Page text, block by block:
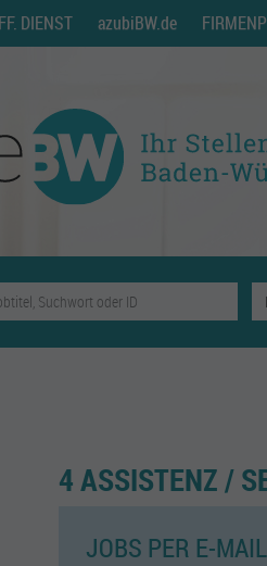
DIENST azubiBW.de
4 ASSISTENZ /
JOBS PER E-MAIL